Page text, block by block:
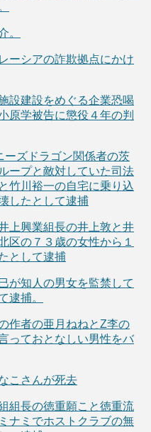
。
ーシアの詐欺拠点にかけ
設建設をめぐる企業恐喝
原学被告に懲役４年の判
ーズドラゴン関係者の茨
ープと敵対していた司法
竹川裕一の自宅に乗り込
したとして逮捕
上興業組長の井上敦と井
区の７３歳の女性から１
として逮捕
が知人の男女を監禁して
逮捕。
作者の亜月ねねとZ李の
っておとなしい男性をバ
こさんが死去
組長の徳重願こと徳重流
ナミでホストクラブの無